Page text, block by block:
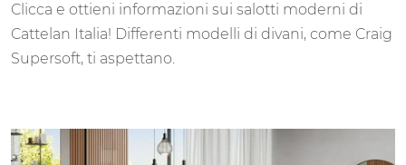
Clicca e ottieni informazioni sui salotti moderni di
Cattelan Italia! Differenti modelli di divani, come Craig
Supersoft, ti aspettano.